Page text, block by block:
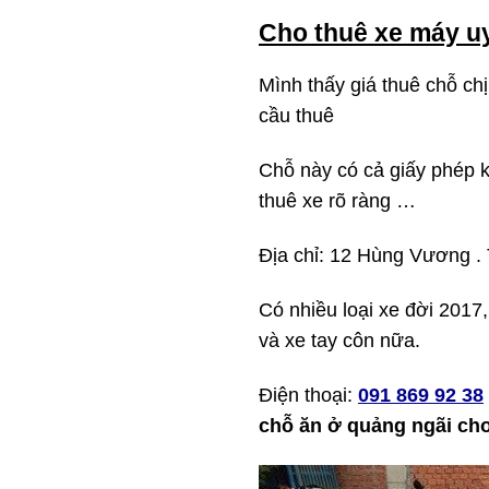
Cho thuê xe máy
Mình thấy giá thuê chỗ
cầu thuê
Chỗ này có cả giấy phép
thuê xe rõ ràng …
Địa chỉ: 12 Hùng Vương .
Có nhiều loại xe đời
và xe tay côn nữa.
Điện thoại: 091 869 92 38
chỗ ăn ở quảng ngãi